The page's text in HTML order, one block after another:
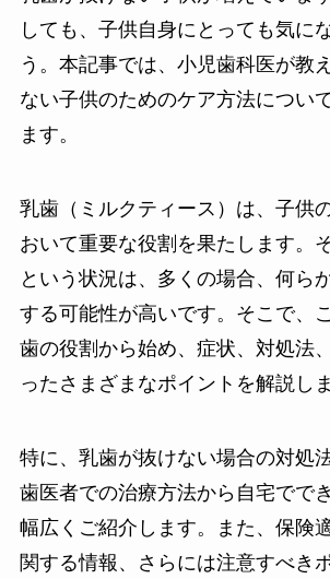
しても、子供自身にとっても気に
う。本記事では、小児歯科医が教
ない子供のためのケア方法につい
ます。
乳歯（ミルクティース）は、子供
おいて重要な役割を果たします。
という状況は、多くの場合、何ら
する可能性が高いです。そこで、
歯の役割から始め、症状、対処法
ったさまざまなポイントを解説しま
特に、乳歯が抜けない場合の対処
歯医者での治療方法から自宅でで
幅広くご紹介します。また、保険
関する情報、さらには注意すべき